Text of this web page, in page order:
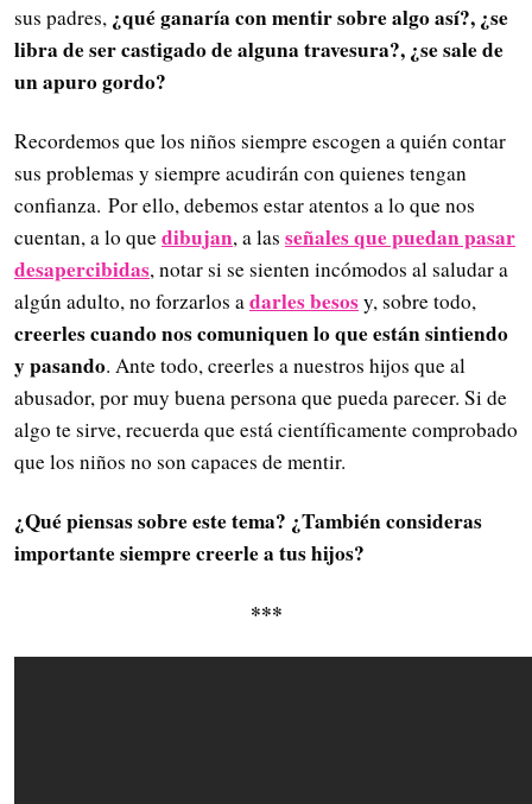
sus padres, ¿qué ganaría con mentir sobre algo así?, ¿se
libra de ser castigado de alguna travesura?, ¿se sale de
un apuro gordo?
Recordemos que los niños siempre escogen a quién contar
sus problemas y siempre acudirán con quienes tengan
confianza. Por ello, debemos estar atentos a lo que nos
cuentan, a lo quedibujan, a las señales que puedan pasar
desapercibidas, notar si se sienten incómodos al saludar a
algún adulto, no forzarlos adarles besosy, sobre todo,
creerles cuando nos comuniquen lo que están sintiendo
y pasando. Ante todo, creerles a nuestros hijos que al
abusador, por muy buena persona que pueda parecer. Si de
algo te sirve, recuerda que está científicamente comprobado
que los niños no son capaces de mentir.
¿Qué piensas sobre este tema? ¿También consideras
importante siempre creerle a tus hijos?
***